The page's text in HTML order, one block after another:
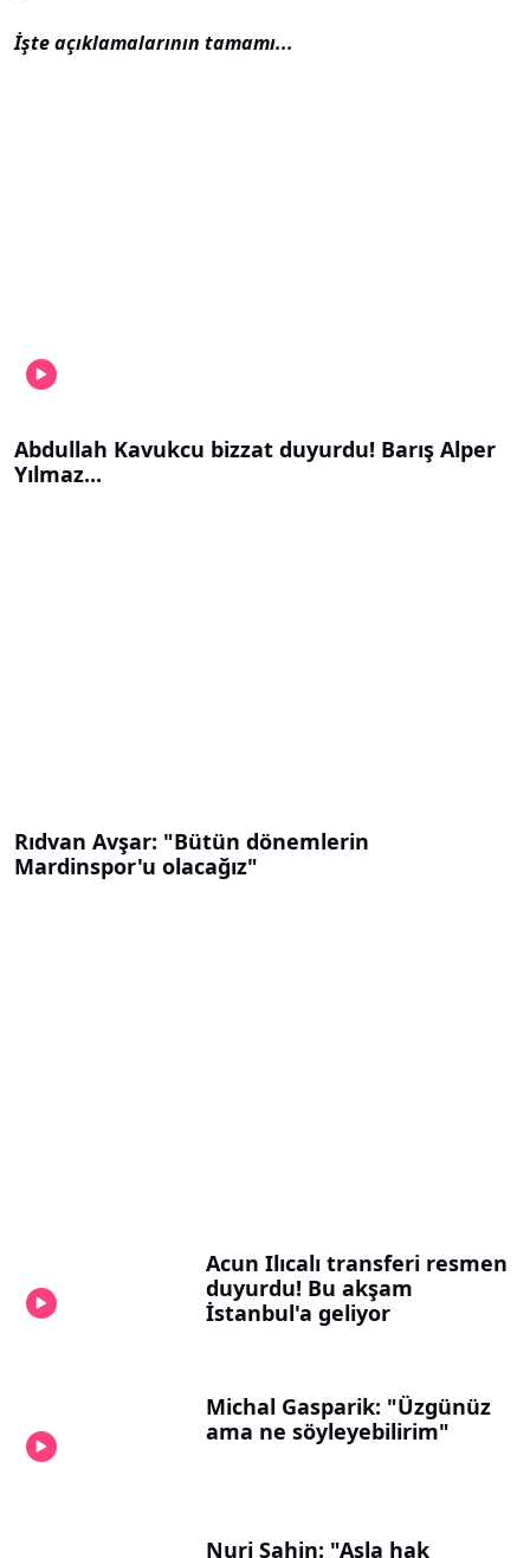
İşte açıklamalarının tamamı...
Abdullah Kavukcu bizzat duyurdu! Barış Alper
Yılmaz...
Rıdvan Avşar: "Bütün dönemlerin
Mardinspor'u olacağız"
Acun Ilıcalı transferi resmen
duyurdu! Bu akşam
İstanbul'a geliyor
Michal Gasparik: "Üzgünüz
ama ne söyleyebilirim"
Nuri Şahin: "Asla hak